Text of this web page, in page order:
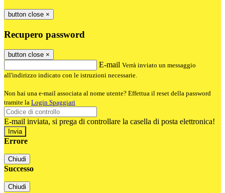
button close ×
Recupero password
button close ×
E-mail Verrà inviato un messaggio
all'indirizzo indicato con le istruzioni necessarie.
Non hai una e-mail associata al nome utente? Effettua il reset della password
tramite la Login Spaggiari
E-mail inviata, si prega di controllare la casella di posta elettronica!
Errore
Chiudi
Successo
Chiudi